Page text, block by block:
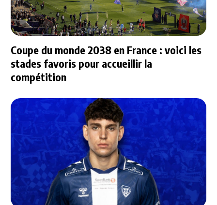
Coupe du monde 2038 en France : voici les
stades favoris pour accueillir la
compétition